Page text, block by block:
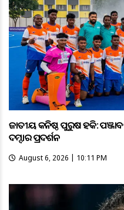
ଜାତୀୟ କନିଷ୍ଠ ପୁରୁଷ ହକି:
ଦମ୍ଦାର ପ୍ରଦର୍ଶନ
August 6, 2026 | 10:11 PM